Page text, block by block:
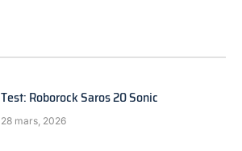
Test: Roborock Saros 20 Sonic
28 mars, 2026